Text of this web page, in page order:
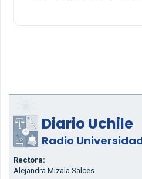
Diario Uchile
Radio
Rectora:
Alejandra Mizala Salces